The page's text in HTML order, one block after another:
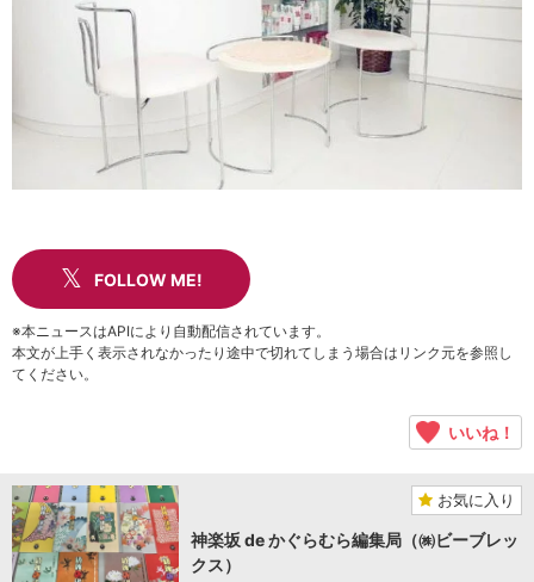
FOLLOW ME!
※本ニュースはAPIにより自動配信されています。
本文が上手く表示されなかったり途中で切れてしまう場合はリンク元を参照し
てください。
いいね！
お気に入り
神楽坂 de かぐらむら編集局（㈱ビーブレッ
クス）